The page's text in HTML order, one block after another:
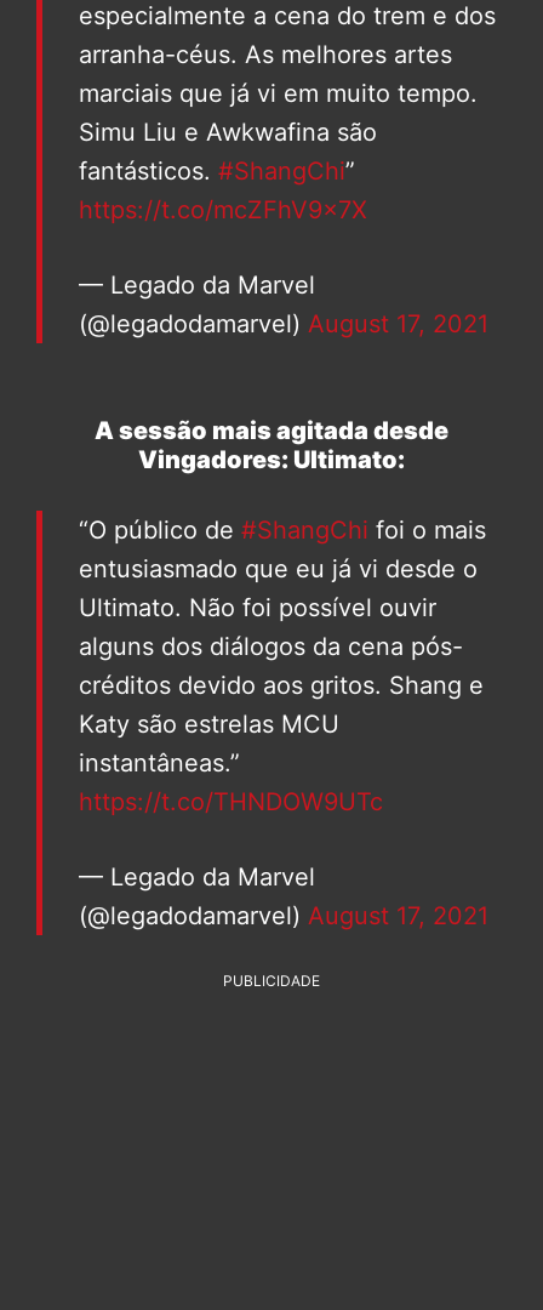
especialmente a cena do trem e dos
arranha-céus. As melhores artes
marciais que já vi em muito tempo.
Simu Liu e Awkwafina são
fantásticos. #ShangChi”
https://t.co/mcZFhV9x7X
— Legado da Marvel
(@legadodamarvel) August 17, 2021
A sessão mais agitada desde
Vingadores: Ultimato:
“O público de #ShangChi foi o mais
entusiasmado que eu já vi desde o
Ultimato. Não foi possível ouvir
alguns dos diálogos da cena pós-
créditos devido aos gritos. Shang e
Katy são estrelas MCU
instantâneas.”
https://t.co/THNDOW9UTc
— Legado da Marvel
(@legadodamarvel) August 17, 2021
PUBLICIDADE